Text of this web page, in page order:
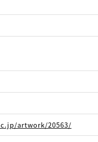
artwork/20563/